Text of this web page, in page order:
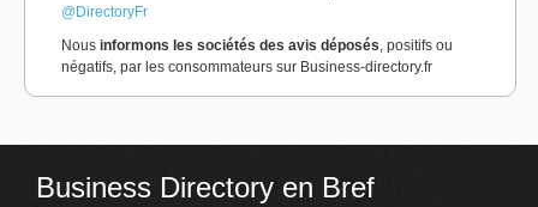
@DirectoryFr
Nous informons les sociétés des avis déposés, positifs ou
négatifs, par les consommateurs sur Business-directory.fr
Business Directory en Bref